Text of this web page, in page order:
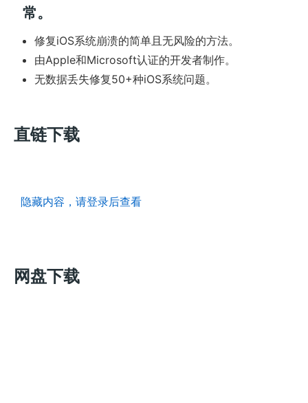
常。
修复iOS系统崩溃的简单且无风险的方法。
由Apple和Microsoft认证的开发者制作。
无数据丢失修复50+种iOS系统问题。
直链下载
隐藏内容，请登录后查看
网盘下载